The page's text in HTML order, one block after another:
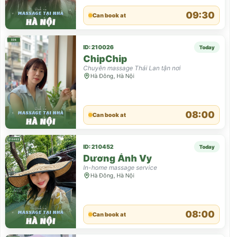
Can book at 09:30
ID: 210026 Today
ChipChip
Chuyên massage Thái Lan tận nơi
Hà Đông, Hà Nội
Can book at 08:00
ID: 210452 Today
Dương Ánh Vy
In-home massage service
Hà Đông, Hà Nội
Can book at 08:00